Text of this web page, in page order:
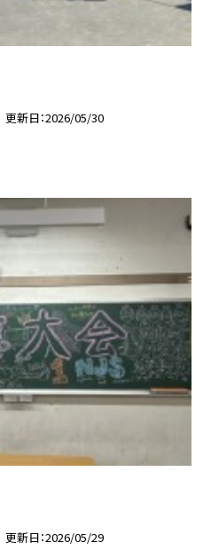
更新日 2026/05/30
更新日 2026/05/29